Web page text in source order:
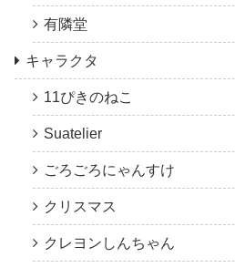
有隣堂
キャラクタ
11ぴきのねこ
Suatelier
ごろごろにゃんすけ
クリスマス
クレヨンしんちゃん